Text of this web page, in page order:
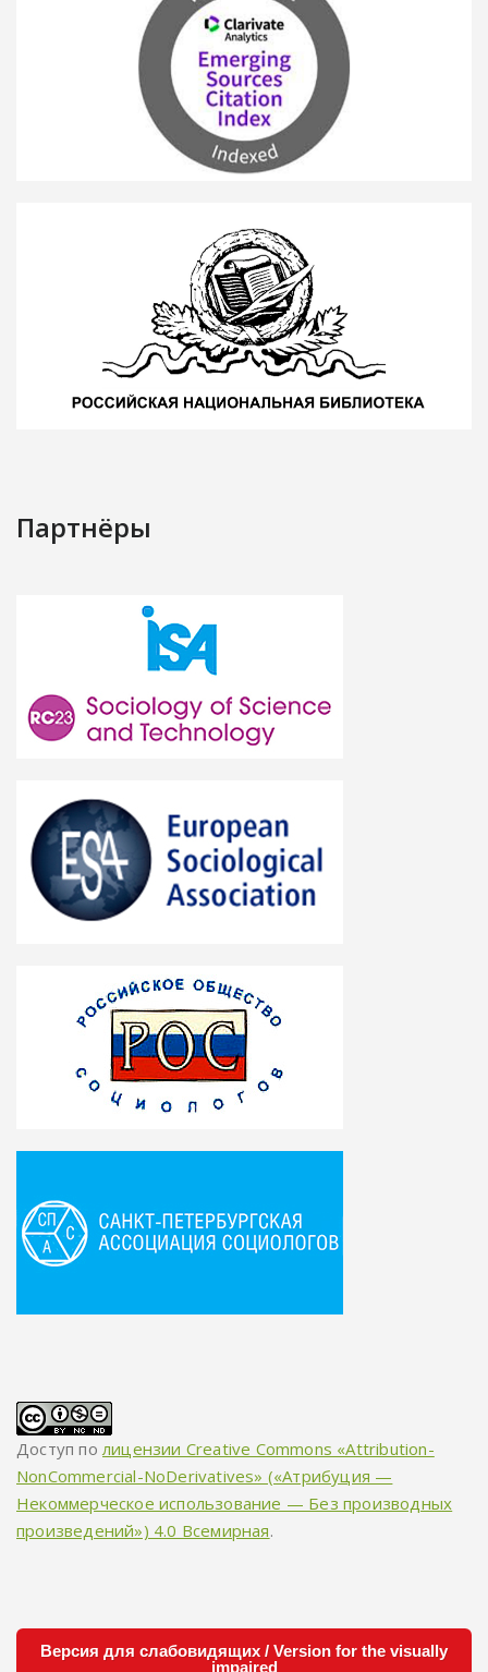
Партнёры
Доступ полицензии Creative Commons «Attribution-
NonCommercial-NoDerivatives» («Атрибуция —
Некоммерческое использование — Без производных
произведений») 4.0 Всемирная.
Версия для слабовидящих / Version for the visually
impaired